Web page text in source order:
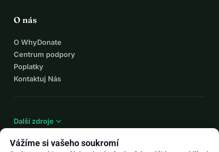
O nás
O WhyDonate
Centrum podpory
Poplatky
Kontaktuj Nás
Další zdroje expand_more
Vážíme si vašeho soukromí